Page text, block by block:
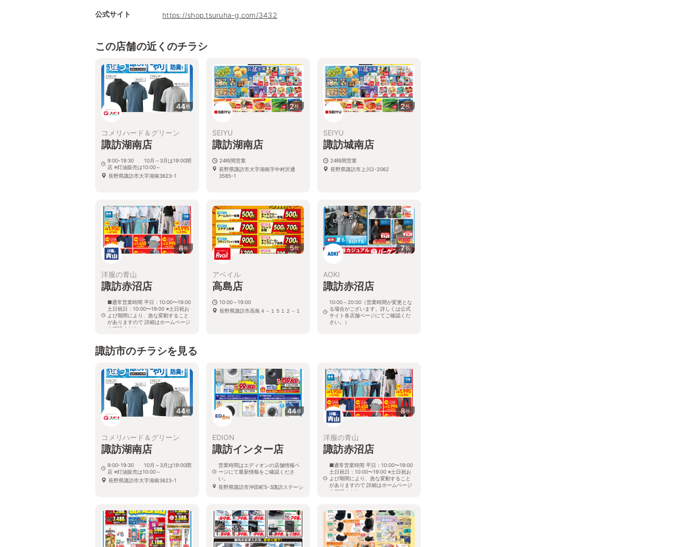
公式サイト https://shop.tsuruha-g.com/3432
この店舗の近くのチラシ
44枚
コメリハード＆グリーン
諏訪湖南店
9:00-19:30 10月～3月は19:00閉
店 ※灯油販売は10:00～
長野県諏訪市大字湖南3623-1
2枚
SEIYU
諏訪湖南店
24時間営業
長野県諏訪市大字湖南字中村沢通
3585-1
2枚
SEIYU
諏訪城南店
24時間営業
長野県諏訪市上川2-2062
8枚
洋服の青山
諏訪赤沼店
■通常営業時間 平日：10:00〜19:00
土日祝日：10:00〜19:00 ※土日祝お
よび期間により、急な変動すること
がありますので 詳細はホームページ
を確認ください
5枚
アベイル
高島店
10:00～19:00
長野県諏訪市高島４－１５１２－１
7枚
AOKI
諏訪赤沼店
10:00～20:00（営業時間が変更とな
る場合がございます。詳しくは公式
サイト各店舗ページにてご確認くだ
さい。）
諏訪市のチラシを見る
44枚
コメリハード＆グリーン
諏訪湖南店
9:00-19:30 10月～3月は19:00閉
店 ※灯油販売は10:00～
長野県諏訪市大字湖南3623-1
44枚
EDION
諏訪インター店
営業時間はエディオンの店舗情報ペ
ージにて最新情報をご確認くださ
い。
長野県諏訪市沖田町5-3諏訪ステーシ
8枚
洋服の青山
諏訪赤沼店
■通常営業時間 平日：10:00〜19:00
土日祝日：10:00〜19:00 ※土日祝お
よび期間により、急な変動すること
がありますので 詳細はホームページ
を確認ください